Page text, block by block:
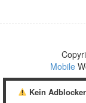
Mobile
Kein